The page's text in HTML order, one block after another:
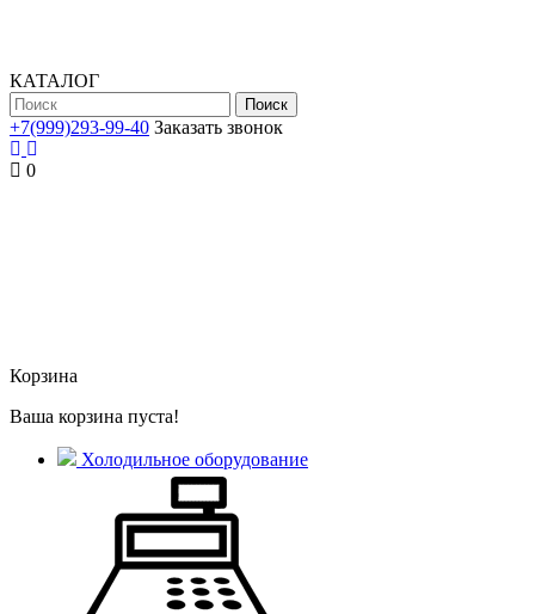
КАТАЛОГ
Поиск
+7(999)293-99-40 Заказать звонок
0
Корзина
Ваша корзина пуста!
Холодильное оборудование